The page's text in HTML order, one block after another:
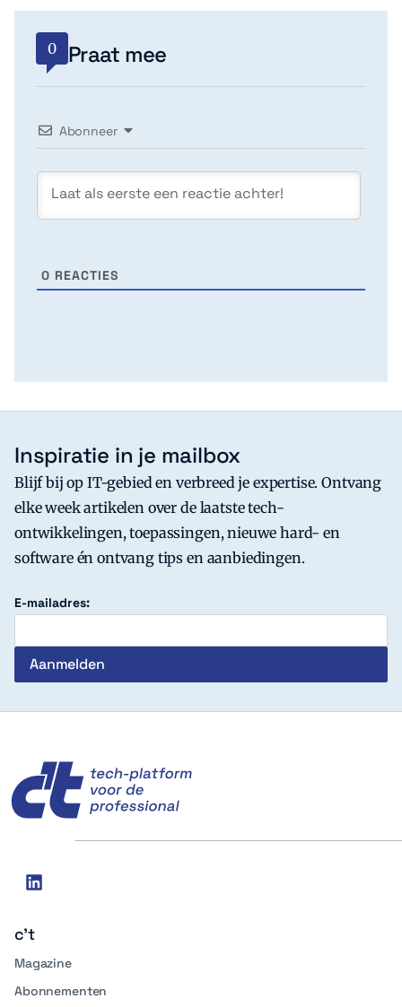
0 Praat mee
Abonneer
0 REACTIES
Inspiratie in je mailbox
Blijf bij op IT-gebied en verbreed je expertise. Ontvang
elke week artikelen over de laatste tech-
ontwikkelingen, toepassingen, nieuwe hard- en
software én ontvang tips en aanbiedingen.
E-mailadres:
Social
linkedin
c't
Magazine
Abonnementen